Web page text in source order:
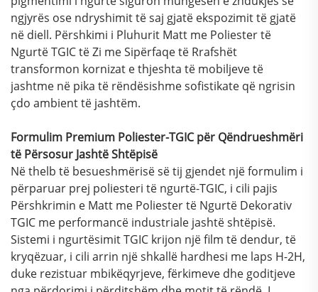
ngjyrës ose ndryshimit të saj gjatë ekspozimit të gjatë
në diell. Përshkimi i Pluhurit Matt me Poliester të
Ngurtë TGIC të Zi me Sipërfaqe të Rrafshët
transformon kornizat e thjeshta të mobiljeve të
jashtme në pika të rëndësishme sofistikate që ngrisin
çdo ambient të jashtëm.
Formulim Premium Poliester-TGIC për Qëndrueshmëri
të Përsosur Jashtë Shtëpisë
Në thelb të besueshmërisë së tij gjendet një formulim i
përparuar prej poliesteri të ngurtë-TGIC, i cili pajis
Përshkrimin e Matt me Poliester të Ngurtë Dekorativ
TGIC me performancë industriale jashtë shtëpisë.
Sistemi i ngurtësimit TGIC krijon një film të dendur, të
kryqëzuar, i cili arrin një shkallë hardhesi me laps H-2H,
duke rezistuar mbikëqyrjeve, fërkimeve dhe goditjeve